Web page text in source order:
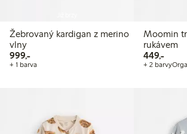
Žebrovaný kardigan z merino
vlny
999,-999,00 Kč
+ 1 barva
Moomin
rukávem
449,-
+ 2 barvy